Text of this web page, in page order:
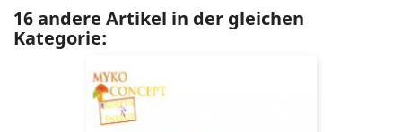
16 andere Artikel in der gleichen
Kategorie: